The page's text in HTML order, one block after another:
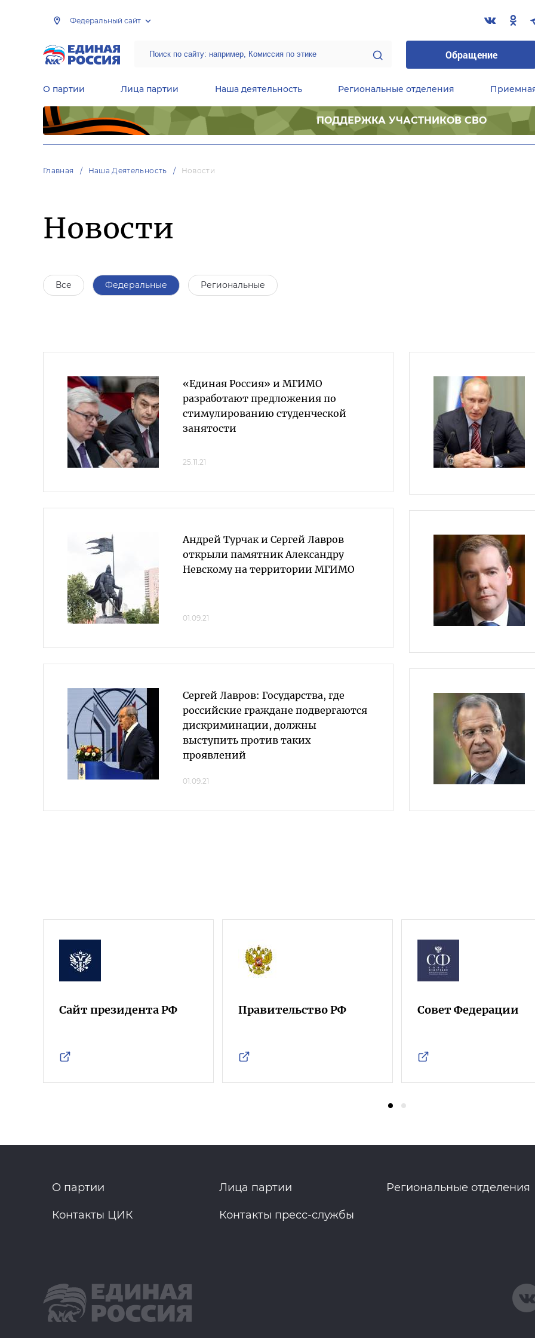
Федеральный сайт
Обращение
О партии Лица партии Наша деятельность Региональные отделения
ПОДДЕРЖКА УЧАСТНИКОВ СВО
Главная Наша Деятельность Новости
Новости
Все Федеральные Региональные
«Единая Россия» и МГИМО
разработают предложения по
стимулированию студенческой
занятости
25.11.21
Андрей Турчак и Сергей Лавров
открыли памятник Александру
Невскому на территории МГИМО
01.09.21
Сергей Лавров: Государства, где
российские граждане подвергаются
дискриминации, должны
выступить против таких
проявлений
01.09.21
Сайт президента РФ Правительство РФ Совет Федерации
О партии Лица партии Региональные отделения
Контакты ЦИК Контакты пресс-службы